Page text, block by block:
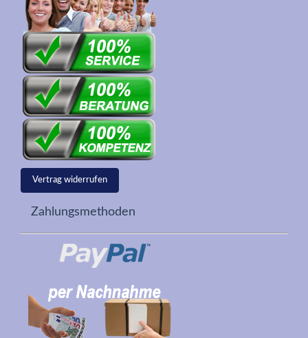
Vertrag widerrufen
Zahlungsmethoden